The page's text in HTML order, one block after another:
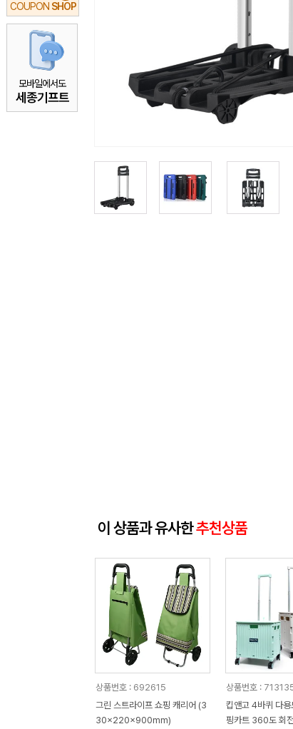
COUPON SHOP
모바일에서도
세종기프트
이 상품과 유사한추천상품
상품번호 : 692615
그린 스트라이프 쇼핑 캐리어 (3
30x220x900mm)
상품번호 :
킵앤고 4바퀴 다용
핑카트 360도 회